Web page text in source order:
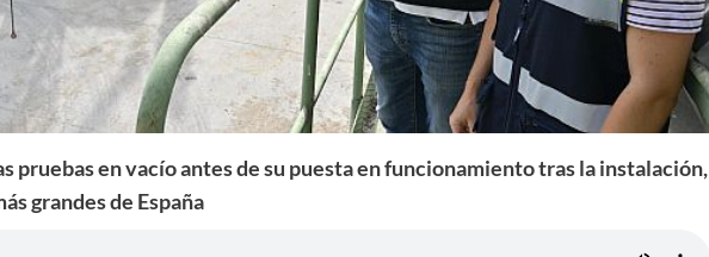
pruebas en vacío antes de su puesta en funcionamiento tras la instalación,
grandes de España